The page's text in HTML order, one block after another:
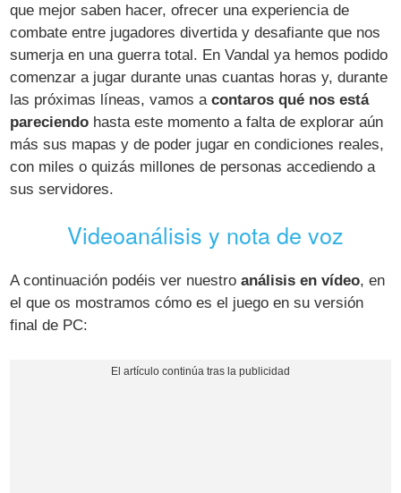
que mejor saben hacer, ofrecer una experiencia de
combate entre jugadores divertida y desafiante que nos
sumerja en una guerra total. En Vandal ya hemos podido
comenzar a jugar durante unas cuantas horas y, durante
las próximas líneas, vamos acontaros qué nos está
pareciendo hasta este momento a falta de explorar aún
más sus mapas y de poder jugar en condiciones reales,
con miles o quizás millones de personas accediendo a
sus servidores.
Videoanálisis y nota de voz
A continuación podéis ver nuestroanálisis en vídeo, en
el que os mostramos cómo es el juego en su versión
final de PC: